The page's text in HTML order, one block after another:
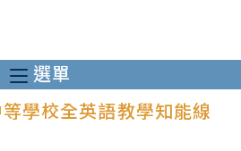
選單
等學校全英語教學知能線